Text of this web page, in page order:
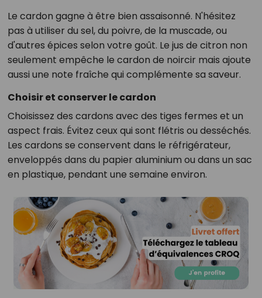
Le cardon gagne à être bien assaisonné. N'hésitez
pas à utiliser du sel, du poivre, de la muscade, ou
d'autres épices selon votre goût. Le jus de citron non
seulement empêche le cardon de noircir mais ajoute
aussi une note fraîche qui complémente sa saveur.
Choisir et conserver le cardon
Choisissez des cardons avec des tiges fermes et un
aspect frais. Évitez ceux qui sont flétris ou desséchés.
Les cardons se conservent dans le réfrigérateur,
enveloppés dans du papier aluminium ou dans un sac
en plastique, pendant une semaine environ.